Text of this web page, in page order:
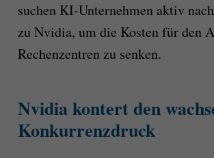
suchen KI-Unternehmen aktiv
zu Nvidia, um die Kosten für den
Rechenzentren zu senken.
Nvidia kontert den
Konkurrenzdruck